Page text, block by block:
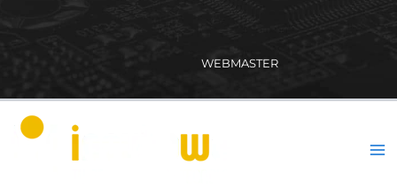
WEBMASTER